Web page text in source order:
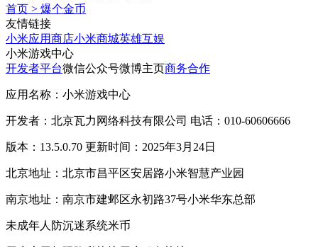
首页 > 爆个金币
友情链接
小米应用商店小米商城英雄互娱
小米游戏中心
开发者平台微信公众号微博主页商务合作
应用名称：小米游戏中心
开发者：北京瓦力网络科技有限公司 电话：010-60606666
版本：13.5.0.70 更新时间：2025年3月24日
北京地址：北京市昌平区安居路小米智慧产业园
南京地址：南京市建邺区永初路37号小米华东总部
未成年人防沉迷系统米币